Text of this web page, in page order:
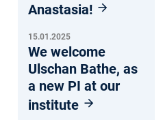
Anastasia!
15.01.2025
We welcome
Ulschan Bathe, as
a new PI at our
institute